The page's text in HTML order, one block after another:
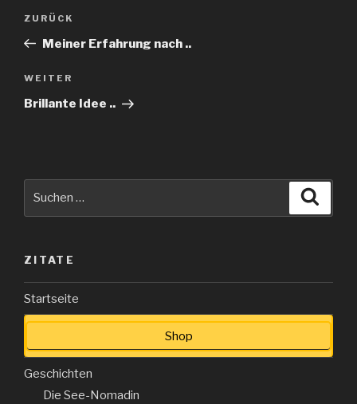
Beitragsnavigation
Vorheriger
Beitrag
ZURÜCK
Meiner Erfahrung nach ..
Nächster
Beitrag
WEITER
Brillante Idee ..
ZITATE
Startseite
Shop
Geschichten
Die See-Nomadin